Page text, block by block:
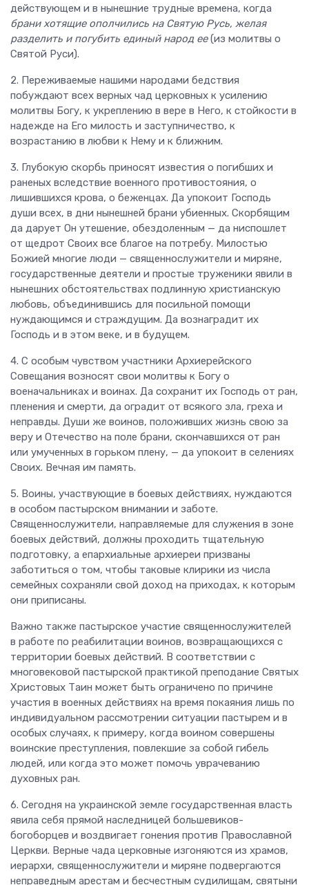
действующем и в нынешние трудные времена, когда
брани хотящие ополчились на Святую Русь, желая
разделить и погубить единый народ ее(из молитвы о
Святой Руси).
2. Переживаемые нашими народами бедствия
побуждают всех верных чад церковных к усилению
молитвы Богу, к укреплению в вере в Него, к стойкости в
надежде на Его милость и заступничество, к
возрастанию в любви к Нему и к ближним.
3. Глубокую скорбь приносят известия о погибших и
раненых вследствие военного противостояния, о
лишившихся крова, о беженцах. Да упокоит Господь
души всех, в дни нынешней брани убиенных. Скорбящим
да дарует Он утешение, обездоленным — да ниспошлет
от щедрот Своих все благое на потребу. Милостью
Божией многие люди — священнослужители и миряне,
государственные деятели и простые труженики явили в
нынешних обстоятельствах подлинную христианскую
любовь, объединившись для посильной помощи
нуждающимся и страждущим. Да вознаградит их
Господь и в этом веке, и в будущем.
4. С особым чувством участники Архиерейского
Совещания возносят свои молитвы к Богу о
военачальниках и воинах. Да сохранит их Господь от ран,
пленения и смерти, да оградит от всякого зла, греха и
неправды. Души же воинов, положивших жизнь свою за
веру и Отечество на поле брани, скончавшихся от ран
или умученных в горьком плену, — да упокоит в селениях
Своих. Вечная им память.
5. Воины, участвующие в боевых действиях, нуждаются
в особом пастырском внимании и заботе.
Священнослужители, направляемые для служения в зоне
боевых действий, должны проходить тщательную
подготовку, а епархиальные архиереи призваны
заботиться о том, чтобы таковые клирики из числа
семейных сохраняли свой доход на приходах, к которым
они приписаны.
Важно также пастырское участие священнослужителей
в работе по реабилитации воинов, возвращающихся с
территории боевых действий. В соответствии с
многовековой пастырской практикой преподание Святых
Христовых Таин может быть ограничено по причине
участия в военных действиях на время покаяния лишь по
индивидуальном рассмотрении ситуации пастырем и в
особых случаях, к примеру, когда воином совершены
воинские преступления, повлекшие за собой гибель
людей, или когда это может помочь уврачеванию
духовных ран.
6. Сегодня на украинской земле государственная власть
явила себя прямой наследницей большевиков-
богоборцев и воздвигает гонения против Православной
Церкви. Верные чада церковные изгоняются из храмов,
иерархи, священнослужители и миряне подвергаются
неправедным арестам и бесчестным судилищам, святыни